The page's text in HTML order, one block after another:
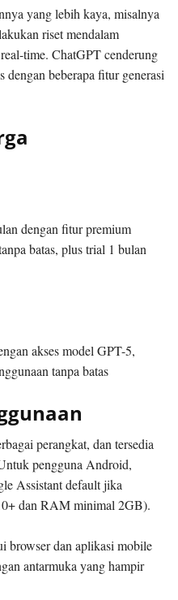
yang lebih kaya, misalnya
riset mendalam
time. ChatGPT cenderung
dengan beberapa fitur generasi
dengan fitur premium
batas, plus trial 1 bulan
akses model GPT-5,
tanpa batas
perangkat, dan tersedia
pengguna Android,
Assistant default jika
dan RAM minimal 2GB).
browser dan aplikasi mobile
antarmuka yang hampir